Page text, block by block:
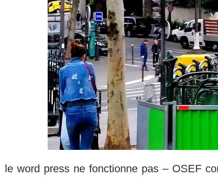
le word press ne fonctionne pas – OSEF